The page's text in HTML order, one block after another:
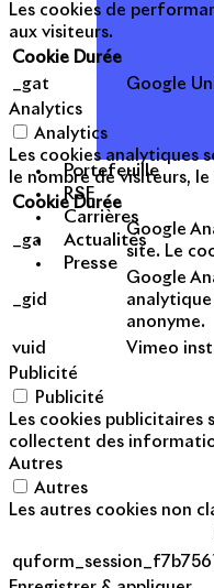
Portefeuille
RSE
Carrières
Actualités
Presse
Les cookies de
aux visiteurs.
Cookie Durée
_gat
Google
Analytics
Analytics
Les cookies analytiques
le nombre de visiteurs,
Cookie Durée
_ga
Google
site. Le
_gid
Google
analytique
anonyme.
vuid
Vimeo
Publicité
Publicité
Les cookies publicitaires
collectent des
Autres
Autres
Les autres cookies non